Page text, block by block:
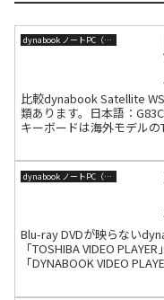
dynabook ノートPC（旧東芝）
比較dynabook Satellite
類あります。日本語：
キーボードは海外モデルの
dynabook ノートPC（旧東芝）
Blu-ray DVDが映らない
「TOSHIBA VIDEO
「DYNABOOK VIDEO